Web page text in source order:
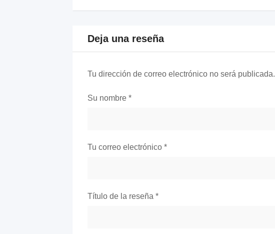
Deja una reseña
Tu dirección de correo electrónico no será publicada.
Su nombre *
Tu correo electrónico *
Título de la reseña *